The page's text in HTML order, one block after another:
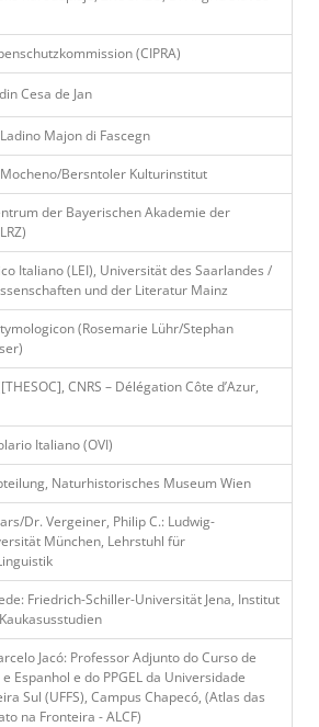
(CIPRA)
Cesa de Jan
Majon di Fascegn
Bersntoler Kulturinstitut
der Bayerischen Akademie der
Italiano (LEI), Universität des Saarlandes /
und der Literatur Mainz
(Rosemarie Lühr/Stephan
CNRS – Délégation Côte d’Azur,
Italiano (OVI)
Naturhistorisches Museum Wien
Dr. Vergeiner, Philip C.: Ludwig-
München, Lehrstuhl für
Friedrich-Schiller-Universität Jena, Institut
Jacó: Professor Adjunto do Curso de
Espanhol e do PPGEL da Universidade
Sul (UFFS), Campus Chapecó, (Atlas das
na Fronteira - ALCF)